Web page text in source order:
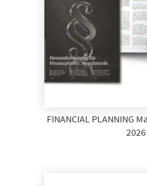
FINANCIAL PLANNING
2026